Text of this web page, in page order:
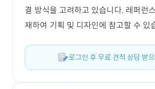
결 방식을 고려하고 있습니다. 레퍼런
재하여 기획 및 디자인에 참고할 수 있
로그인 후 무료 견적 상담 받